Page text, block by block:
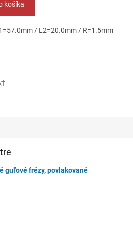
košíka
/ L2=20.0mm / R=1.5mm
guľové frézy, povlakované